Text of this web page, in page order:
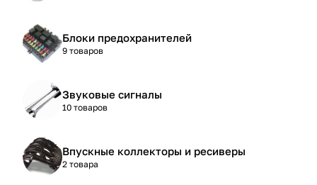
Блоки предохранителей
9 товаров
Звуковые сигналы
10 товаров
Впускные коллекторы и ресиверы
2 товара